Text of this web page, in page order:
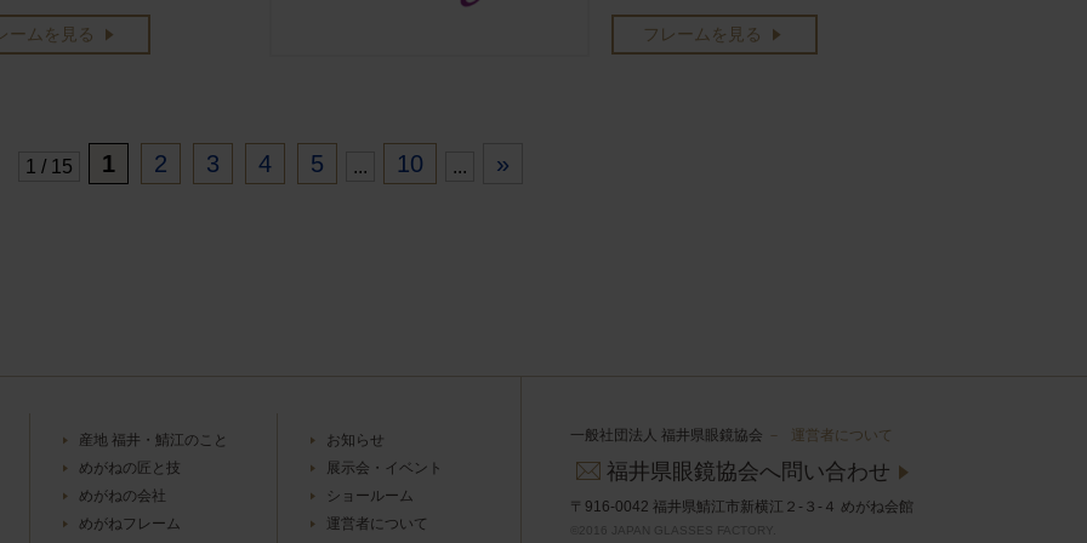
ームを見る フレームを見る
1 / 15 1 2 3 4 5 ... 10 ... »
産地 福井・鯖江のこと
めがねの匠と技
めがねの会社
めがねフレーム
お知らせ
展示会・イベント
ショールーム
運営者について
一般社団法人 福井県眼鏡協会 － 運営者について
福井県眼鏡協会へ問い合わせ
〒916-0042 福井県鯖江市新横江２-３-４ めがね会館
©2016 JAPAN GLASSES FACTORY.